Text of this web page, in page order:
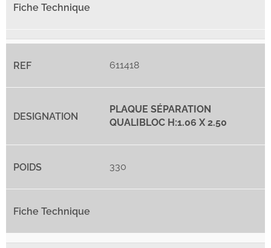
611418
PLAQUE SÉPARATION
QUALIBLOC H:1.06 X 2.50
330